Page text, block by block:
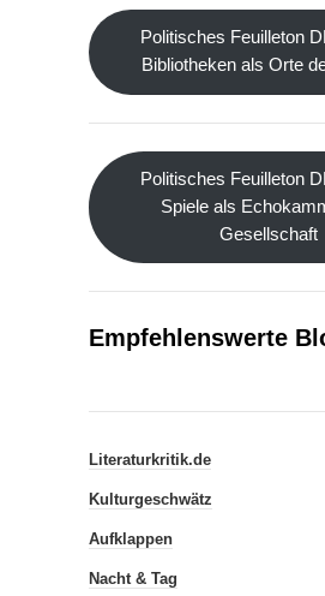
Politisches Feuilleton
Bibliotheken als Orte
Politisches Feuilleton
Spiele als
Gesellschaft
Empfehlenswerte
Literaturkritik.de
Kulturgeschwätz
Aufklappen
Nacht & Tag